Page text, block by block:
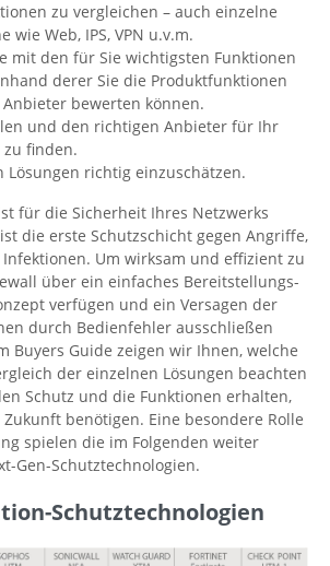
zu vergleichen – auch einzelne
wie Web, IPS, VPN u.v.m.
mit den für Sie wichtigsten Funktionen
derer Sie die Produktfunktionen
bewerten können.
und den richtigen Anbieter für Ihr
finden.
Lösungen richtig einzuschätzen.
für die Sicherheit Ihres Netzwerks
die erste Schutzschicht gegen Angriffe,
Um wirksam und effizient zu
über ein einfaches Bereitstellungs-
verfügen und ein Versagen der
durch Bedienfehler ausschließen
Buyers Guide zeigen wir Ihnen, welche
der einzelnen Lösungen beachten
Schutz und die Funktionen erhalten,
benötigen. Eine besondere Rolle
spielen die im Folgenden weiter
Gen-Schutztechnologien.
Schutztechnologien